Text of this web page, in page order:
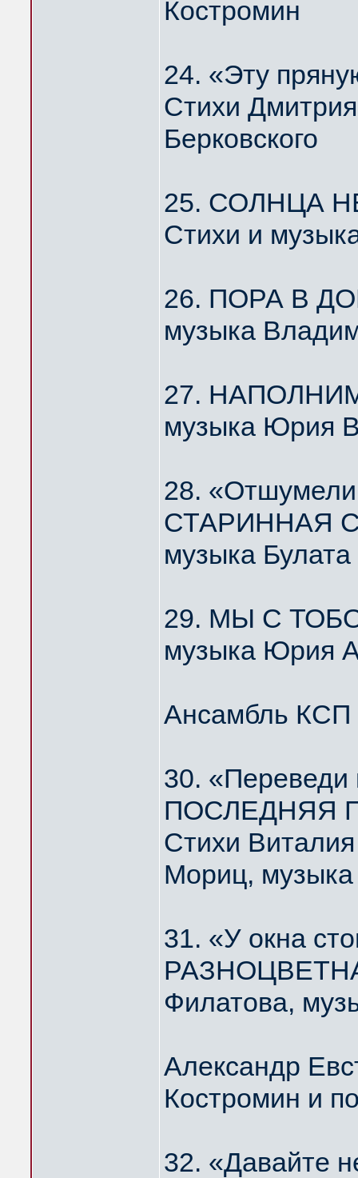
Костромин
24. «Эту
Стихи
Берковского
25. СОЛНЦА
Стихи и
26. ПОРА В
музыка
27.
музыка Юрия
28.
СТАРИННАЯ
музыка
29. МЫ С
музыка Юрия
Ансамбль
30.
ПОСЛЕДНЯЯ
Стихи
Мориц,
31. «У окна
Филатова,
Александр
Костромин и
32. «Давайте